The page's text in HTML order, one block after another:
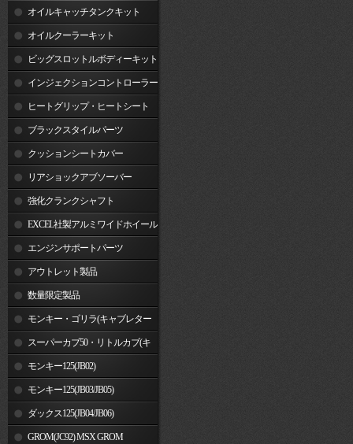
オイルキャッチタンクキット
オイルクーラーキット
ビッグスロットルボディーキット
インジェクションコントローラー
ヒートグリップ・ヒートシート
ブラックスタイルパーツ
クッションシートカバー
リアショックアブソーバー
強化クランクシャフト
EXCEL社製アルミワイドホイール
リム エンジンサポートパーツ
アウトレット製品
数量限定製品
モンキー・ゴリラ(キャブレター
車) スーパーカブ50・リトルカブ(キ
ャブレター車)
モンキー125(JB02)
モンキー125(JB03/JB05)
ダックス125(JB04/JB06)
GROM(JC92) MSX GROM